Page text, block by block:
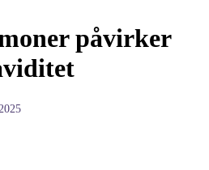
påvirker